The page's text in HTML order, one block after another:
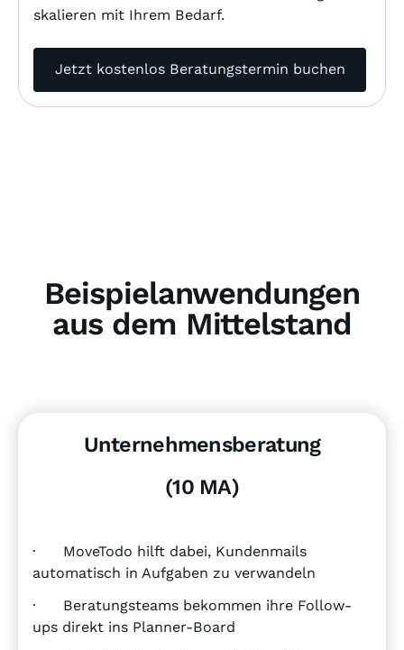
skalieren mit Ihrem Bedarf.
Jetzt kostenlos Beratungstermin buchen
Beispielanwendungen
aus dem Mittelstand
Unternehmensberatung
(10 MA)
· MoveTodo hilft dabei, Kundenmails
automatisch in Aufgaben zu verwandeln
· Beratungsteams bekommen ihre Follow-
ups direkt ins Planner-Board